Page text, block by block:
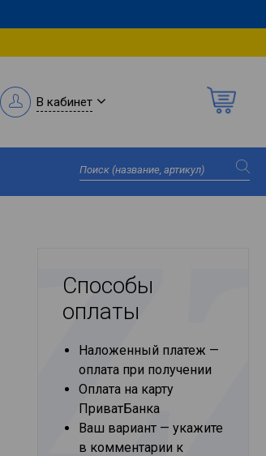
В кабинет
Способы
оплаты
Наложенный платеж —
оплата при получении
Оплата на карту
ПриватБанка
Ваш вариант — укажите
в комментарии к